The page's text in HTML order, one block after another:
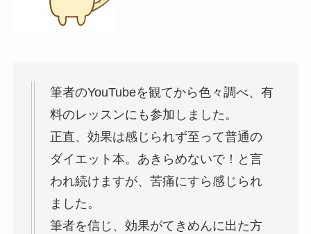
筆者のYouTubeを観てから色々調べ、有
料のレッスンにも参加しました。
正直、効果は感じられず至って普通の
ダイエット本。あきらめないで！と言
われ続けますが、苦痛にすら感じられ
ました。
筆者を信じ、効果がてきめんに出た方